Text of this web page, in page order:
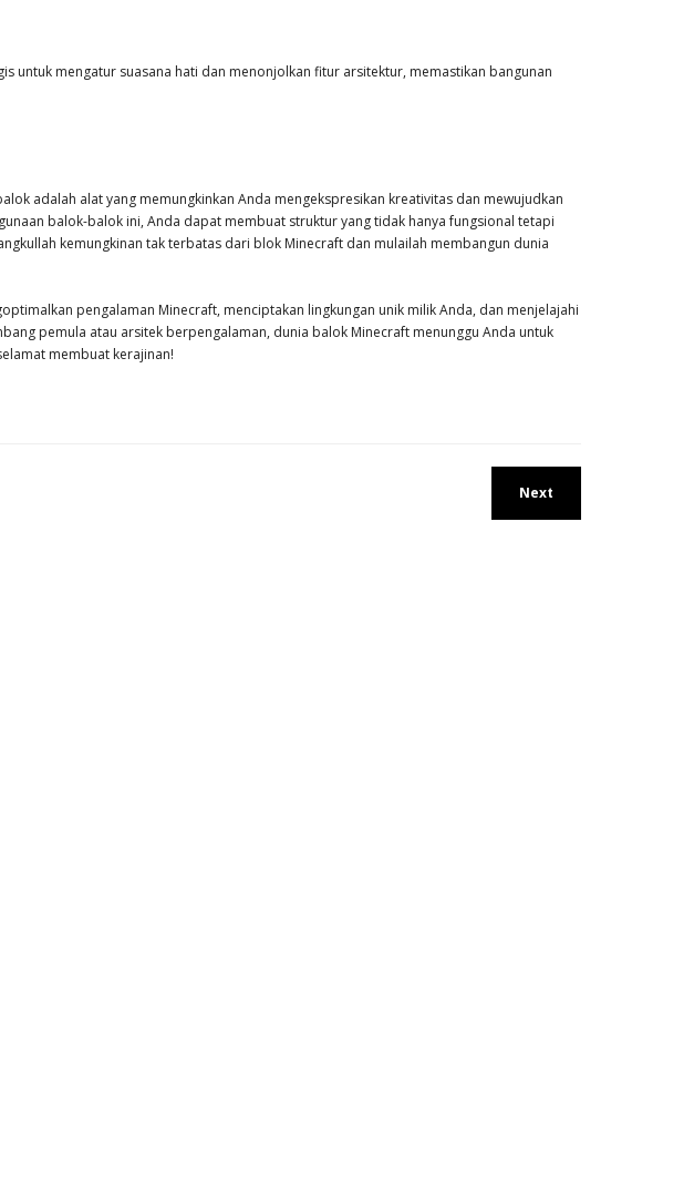
untuk mengatur suasana hati dan menonjolkan fitur arsitektur, memastikan bangunan
adalah alat yang memungkinkan Anda mengekspresikan kreativitas dan mewujudkan
balok-balok ini, Anda dapat membuat struktur yang tidak hanya fungsional tetapi
kemungkinan tak terbatas dari blok Minecraft dan mulailah membangun dunia
pengalaman Minecraft, menciptakan lingkungan unik milik Anda, dan menjelajahi
pemula atau arsitek berpengalaman, dunia balok Minecraft menunggu Anda untuk
membuat kerajinan!
Next